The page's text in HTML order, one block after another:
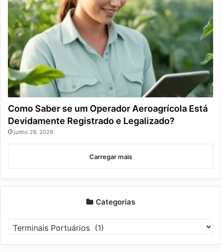
Como Saber se um Operador Aeroagrícola Está
Devidamente Registrado e Legalizado?
junho 28, 2026
Carregar mais
Categorias
Categorias